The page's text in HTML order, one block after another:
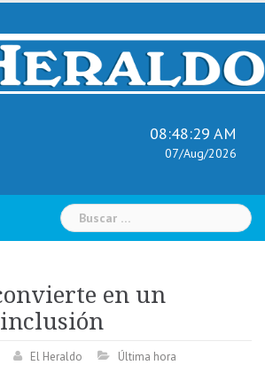
08:48:30 AM
07/Aug/2026
Buscar:
en un
inclusión
El Heraldo Última hora